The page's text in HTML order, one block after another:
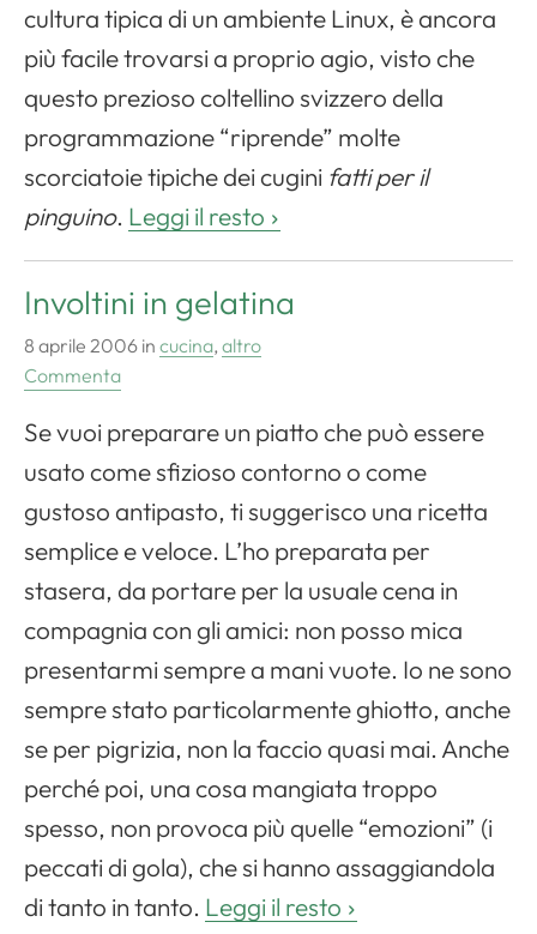
cultura tipica di un ambiente Linux, è ancora
più facile trovarsi a proprio agio, visto che
questo prezioso coltellino svizzero della
programmazione “riprende” molte
scorciatoie tipiche dei cugini fatti per il
pinguino. Leggi il resto
Involtini in gelatina
8 aprile 2006 in cucina, altro
Commenta
Se vuoi preparare un piatto che può essere
usato come sfizioso contorno o come
gustoso antipasto, ti suggerisco una ricetta
semplice e veloce. L’ho preparata per
stasera, da portare per la usuale cena in
compagnia con gli amici: non posso mica
presentarmi sempre a mani vuote. Io ne sono
sempre stato particolarmente ghiotto, anche
se per pigrizia, non la faccio quasi mai. Anche
perché poi, una cosa mangiata troppo
spesso, non provoca più quelle “emozioni” (i
peccati di gola), che si hanno assaggiandola
di tanto in tanto. Leggi il resto